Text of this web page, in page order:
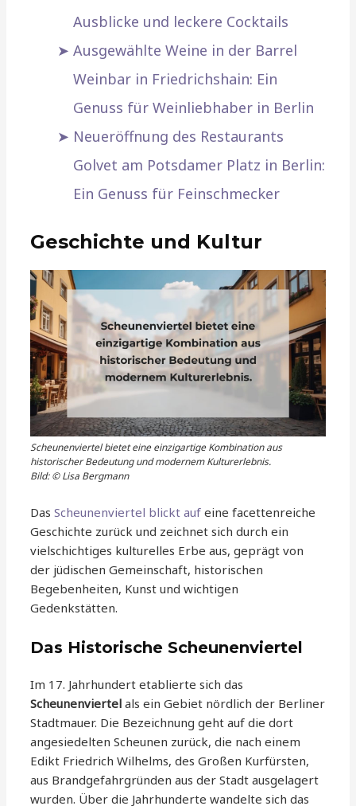
Ausblicke und leckere Cocktails
Ausgewählte Weine in der Barrel
Weinbar in Friedrichshain: Ein
Genuss für Weinliebhaber in Berlin
Neueröffnung des Restaurants
Golvet am Potsdamer Platz in Berlin:
Ein Genuss für Feinschmecker
Geschichte und Kultur
Scheunenviertel bietet eine einzigartige Kombination aus
historischer Bedeutung und modernem Kulturerlebnis.
Bild: © Lisa Bergmann
DasScheunenviertel blickt auf eine facettenreiche
Geschichte zurück und zeichnet sich durch ein
vielschichtiges kulturelles Erbe aus, geprägt von
der jüdischen Gemeinschaft, historischen
Begebenheiten, Kunst und wichtigen
Gedenkstätten.
Das Historische Scheunenviertel
Im 17. Jahrhundert etablierte sich das
Scheunenviertel als ein Gebiet nördlich der Berliner
Stadtmauer. Die Bezeichnung geht auf die dort
angesiedelten Scheunen zurück, die nach einem
Edikt Friedrich Wilhelms, des Großen Kurfürsten,
aus Brandgefahrgründen aus der Stadt ausgelagert
wurden. Über die Jahrhunderte wandelte sich das